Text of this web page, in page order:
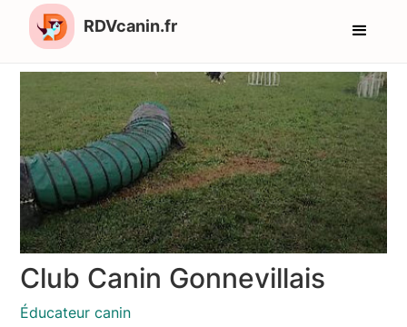
RDVcanin.fr
Club Canin Gonnevillais
Éducateur canin